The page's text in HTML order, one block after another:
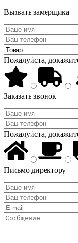
Вызвать замерщика
Пожалуйста,
Заказать звонок
Пожалуйста,
Письмо директору